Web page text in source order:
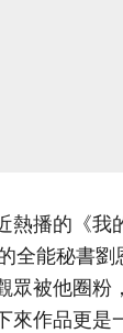
熱播的《我
全能秘書
眾被他圈粉
來作品更是